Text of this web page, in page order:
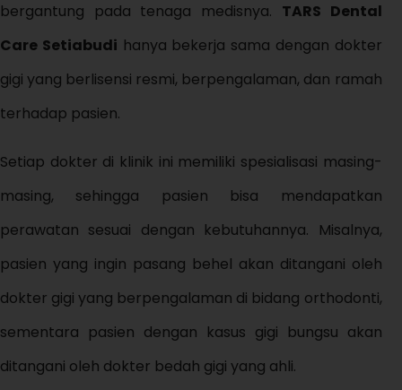
bergantung pada tenaga medisnya. TARS Dental
Care Setiabudi hanya bekerja sama dengan dokter
gigi yang berlisensi resmi, berpengalaman, dan ramah
terhadap pasien.
Setiap dokter di klinik ini memiliki spesialisasi masing-
masing, sehingga pasien bisa mendapatkan
perawatan sesuai dengan kebutuhannya. Misalnya,
pasien yang ingin pasang behel akan ditangani oleh
dokter gigi yang berpengalaman di bidang orthodonti,
sementara pasien dengan kasus gigi bungsu akan
ditangani oleh dokter bedah gigi yang ahli.